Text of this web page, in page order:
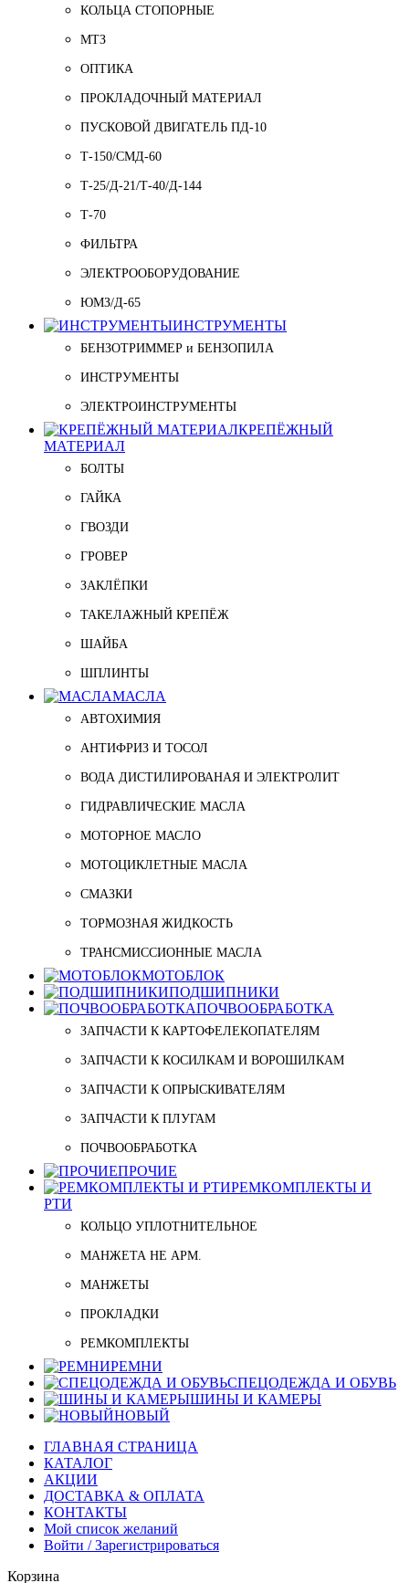
КОЛЬЦА СТОПОРНЫЕ
МТЗ
ОПТИКА
ПРОКЛАДОЧНЫЙ МАТЕРИАЛ
ПУСКОВОЙ ДВИГАТЕЛЬ ПД-10
Т-150/СМД-60
Т-25/Д-21/Т-40/Д-144
Т-70
ФИЛЬТРА
ЭЛЕКТРООБОРУДОВАНИЕ
ЮМЗ/Д-65
ИНСТРУМЕНТЫ
БЕНЗОТРИММЕР и БЕНЗОПИЛА
ИНСТРУМЕНТЫ
ЭЛЕКТРОИНСТРУМЕНТЫ
КРЕПЁЖНЫЙ
МАТЕРИАЛ
БОЛТЫ
ГАЙКА
ГВОЗДИ
ГРОВЕР
ЗАКЛЁПКИ
ТАКЕЛАЖНЫЙ КРЕПЁЖ
ШАЙБА
ШПЛИНТЫ
МАСЛА
АВТОХИМИЯ
АНТИФРИЗ И ТОСОЛ
ВОДА ДИСТИЛИРОВАНАЯ И ЭЛЕКТРОЛИТ
ГИДРАВЛИЧЕСКИЕ МАСЛА
МОТОРНОЕ МАСЛО
МОТОЦИКЛЕТНЫЕ МАСЛА
СМАЗКИ
ТОРМОЗНАЯ ЖИДКОСТЬ
ТРАНСМИССИОННЫЕ МАСЛА
МОТОБЛОК
ПОДШИПНИКИ
ПОЧВООБРАБОТКА
ЗАПЧАСТИ К КАРТОФЕЛЕКОПАТЕЛЯМ
ЗАПЧАСТИ К КОСИЛКАМ И ВОРОШИЛКАМ
ЗАПЧАСТИ К ОПРЫСКИВАТЕЛЯМ
ЗАПЧАСТИ К ПЛУГАМ
ПОЧВООБРАБОТКА
ПРОЧИЕ
РЕМКОМПЛЕКТЫ И
РТИ
КОЛЬЦО УПЛОТНИТЕЛЬНОЕ
МАНЖЕТА НЕ АРМ.
МАНЖЕТЫ
ПРОКЛАДКИ
РЕМКОМПЛЕКТЫ
РЕМНИ
СПЕЦОДЕЖДА И ОБУВЬ
ШИНЫ И КАМЕРЫ
НОВЫЙ
ГЛАВНАЯ СТРАНИЦА
КАТАЛОГ
АКЦИИ
ДОСТАВКА & ОПЛАТА
КОНТАКТЫ
Мой список желаний
Войти / Зарегистрироваться
Корзина